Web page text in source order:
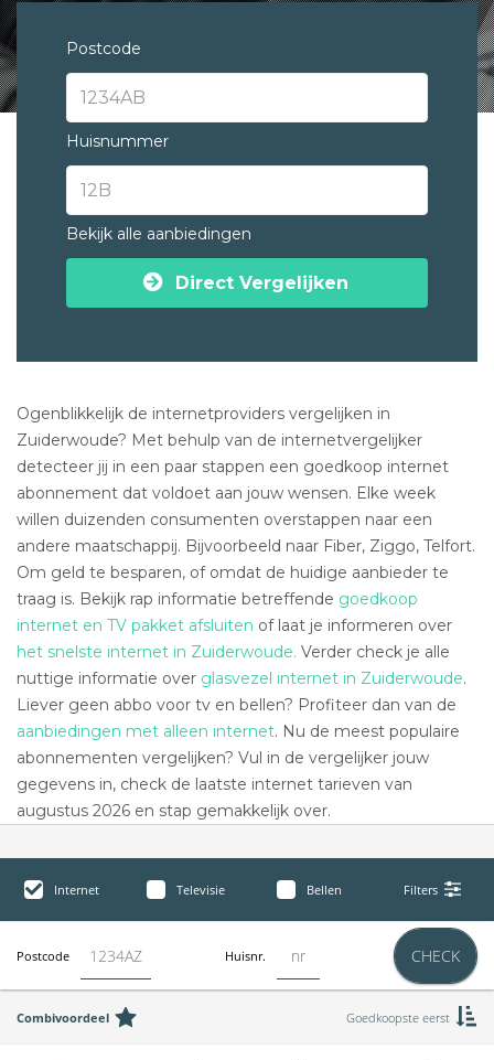
Postcode
Huisnummer
Bekijk alle aanbiedingen
Direct Vergelijken
Ogenblikkelijk de internetproviders vergelijken in
Zuiderwoude? Met behulp van de internetvergelijker
detecteer jij in een paar stappen een goedkoop internet
abonnement dat voldoet aan jouw wensen. Elke week
willen duizenden consumenten overstappen naar een
andere maatschappij. Bijvoorbeeld naar Fiber, Ziggo, Telfort.
Om geld te besparen, of omdat de huidige aanbieder te
traag is. Bekijk rap informatie betreffende goedkoop
internet en TV pakket afsluiten of laat je informeren over
het snelste internet in Zuiderwoude. Verder check je alle
nuttige informatie over glasvezel internet in Zuiderwoude.
Liever geen abbo voor tv en bellen? Profiteer dan van de
aanbiedingen met alleen internet. Nu de meest populaire
abonnementen vergelijken? Vul in de vergelijker jouw
gegevens in, check de laatste internet tarieven van
augustus 2026 en stap gemakkelijk over.
Internet Televisie Bellen Filters
Postcode Huisnr. CHECK
Combivoordeel Goedkoopste eerst